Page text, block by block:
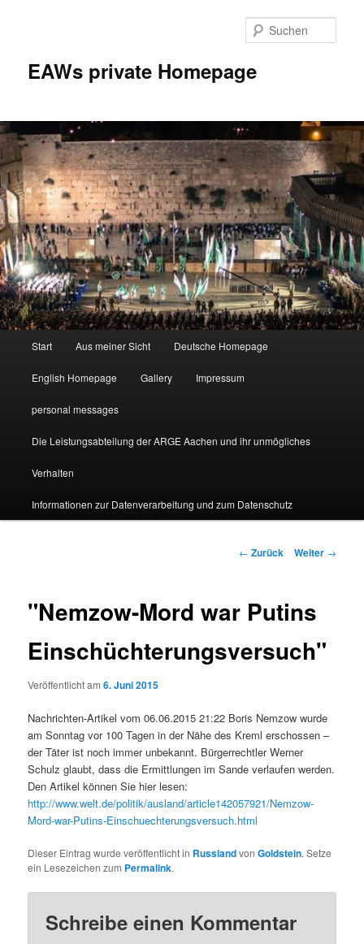
EAWs private Homepage
Start Aus meiner Sicht Deutsche Homepage
English Homepage Gallery Impressum
personal messages
Die Leistungsabteilung der ARGE Aachen und ihr unmögliches
Verhalten
Informationen zur Datenverarbeitung und zum Datenschutz
Beitragsnavigation
← Zurück Weiter →
"Nemzow-Mord war Putins
Einschüchterungsversuch"
Veröffentlicht am6. Juni 2015
Nachrichten-Artikel vom 06.06.2015 21:22 Boris Nemzow wurde
am Sonntag vor 100 Tagen in der Nähe des Kreml erschossen –
der Täter ist noch immer unbekannt. Bürgerrechtler Werner
Schulz glaubt, dass die Ermittlungen im Sande verlaufen werden.
Den Artikel können Sie hier lesen:
http://www.welt.de/politik/ausland/article142057921/Nemzow-
Mord-war-Putins-Einschuechterungsversuch.html
Dieser Eintrag wurde veröffentlicht in RusslandvonGoldstein. Setze
ein Lesezeichen zum Permalink.
Schreibe einen Kommentar